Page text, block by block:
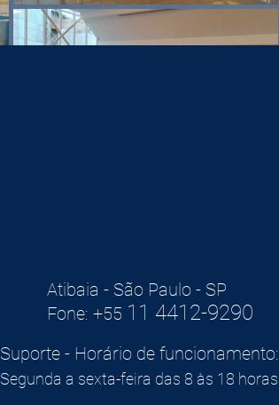
Atibaia - São Paulo - SP
Fone: +55 11 4412-9290
Suporte - Horário de funcionamento:
Segunda a sexta-feira das 8 às 18 horas